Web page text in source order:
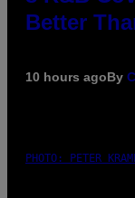
Better
10 hours agoBy
PHOTO: PETER